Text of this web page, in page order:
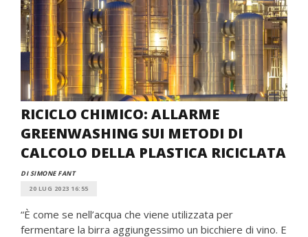
RICICLO CHIMICO: ALLARME
GREENWASHING SUI METODI DI
CALCOLO DELLA PLASTICA RICICLATA
DI SIMONE FANT
20 LUG 2023 16:55
“È come se nell’acqua che viene utilizzata per
fermentare la birra aggiungessimo un bicchiere di vino. E